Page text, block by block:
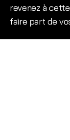
revenez à
faire part de